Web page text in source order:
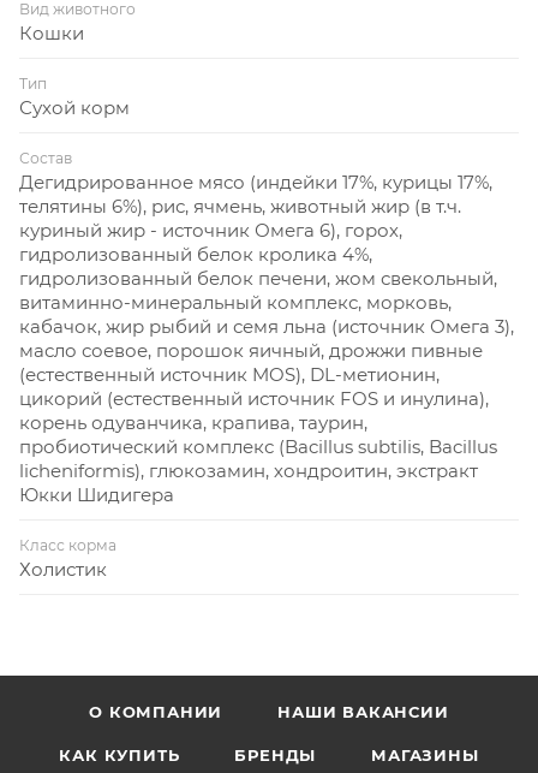
Вид животного
Кошки
Тип
Сухой корм
Состав
Дегидрированное мясо (индейки 17%, курицы 17%,
телятины 6%), рис, ячмень, животный жир (в т.ч.
куриный жир - источник Омега 6), горох,
гидролизованный белок кролика 4%,
гидролизованный белок печени, жом свекольный,
витаминно-минеральный комплекс, морковь,
кабачок, жир рыбий и семя льна (источник Омега 3),
масло соевое, порошок яичный, дрожжи пивные
(естественный источник MOS), DL-метионин,
цикорий (естественный источник FOS и инулина),
корень одуванчика, крапива, таурин,
пробиотический комплекс (Bacillus subtilis, Bacillus
licheniformis), глюкозамин, хондроитин, экстракт
Юкки Шидигера
Класс корма
Холистик
О КОМПАНИИ НАШИ ВАКАНСИИ
КАК КУПИТЬ БРЕНДЫ МАГАЗИНЫ